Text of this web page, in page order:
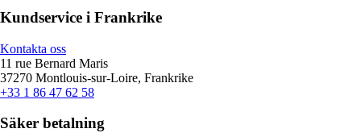
Kundservice i Frankrike
Kontakta oss
11 rue Bernard Maris
37270 Montlouis-sur-Loire, Frankrike
+33 1 86 47 62 58
Säker betalning